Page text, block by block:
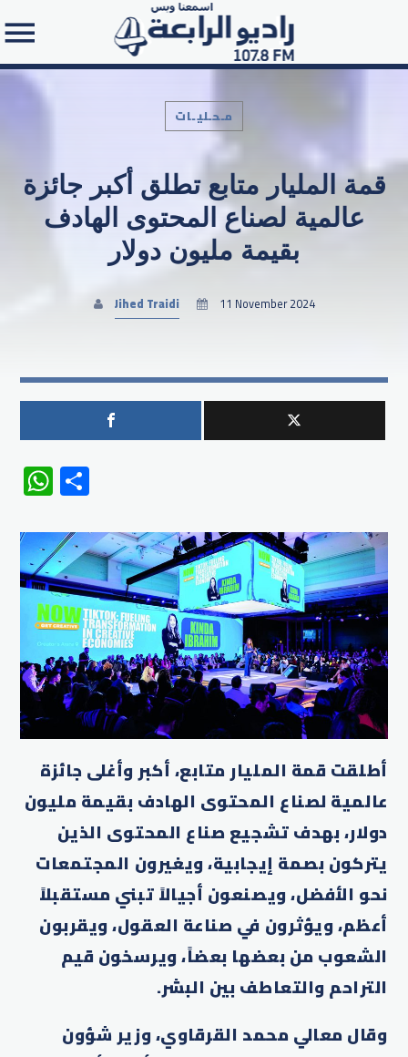
Search in the website:
مـحـليـات
قمة المليار متابع تطلق أكبر جائزة
عالمية لصناع المحتوى الهادف
بقيمة مليون دولار
Jihed Traidi 11 November 2024
WhatsApp
أطلقت قمة المليار متابع، أكبر وأغلى جائزة
عالمية لصناع المحتوى الهادف بقيمة مليون
دولار، بهدف تشجيع صناع المحتوى الذين
يتركون بصمة إيجابية، ويغيرون المجتمعات
نحو الأفضل، ويصنعون أجيالاً تبني مستقبلاً
أعظم، ويؤثرون في صناعة العقول، ويقربون
الشعوب من بعضها بعضاً، ويرسخون قيم
التراحم والتعاطف بين البشر.
وقال معالي محمد القرقاوي، وزير شؤون